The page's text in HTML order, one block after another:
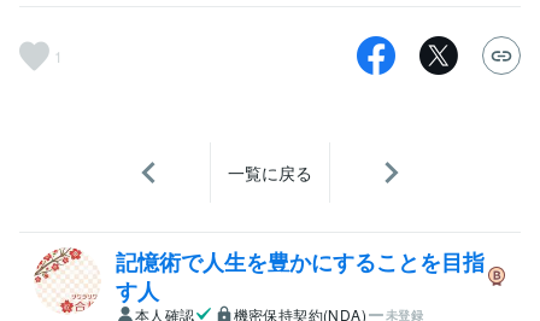
1
一覧に戻る
記憶術で人生を豊かにすることを目指
す人
本人確認 機密保持契約(NDA) 未登録